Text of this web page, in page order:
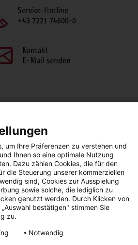
Service-Hotline
+43 7221 74600-0
Kontakt
E-Mail senden
FacebookLinkedIn
YouTube LinkedIn
um Ihre Präferenzen zu verstehen und
Ihnen so eine optimale Nutzung
Dazu zählen Cookies, die für den
die Steuerung unserer kommerziellen
sind, Cookies zur Ausspielung
sowie solche, die lediglich zu
genutzt werden. Durch Klicken von
bestätigen" stimmen Sie
zu.
Notwendig